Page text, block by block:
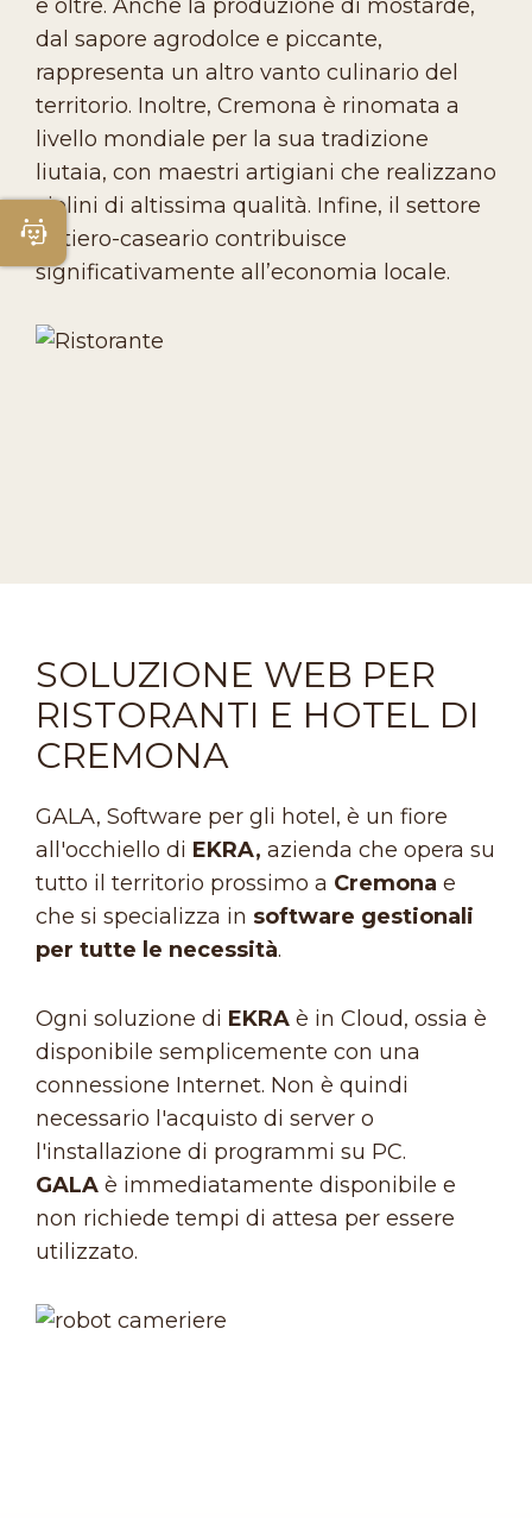
e oltre. Anche la produzione di mostarde,
dal sapore agrodolce e piccante,
rappresenta un altro vanto culinario del
territorio. Inoltre, Cremona è rinomata a
livello mondiale per la sua tradizione
liutaia, con maestri artigiani che realizzano
violini di altissima qualità. Infine, il settore
lattiero-caseario contribuisce
significativamente all’economia locale.
SOLUZIONE WEB PER
RISTORANTI E HOTEL DI
CREMONA
GALA, Software per gli hotel, è un fiore
all'occhiello di EKRA, azienda che opera su
tutto il territorio prossimo a Cremona e
che si specializza in software gestionali
per tutte le necessità.
Ogni soluzione di EKRA è in Cloud, ossia è
disponibile semplicemente con una
connessione Internet. Non è quindi
necessario l'acquisto di server o
l'installazione di programmi su PC.
GALA è immediatamente disponibile e
non richiede tempi di attesa per essere
utilizzato.
Apri Chatbot